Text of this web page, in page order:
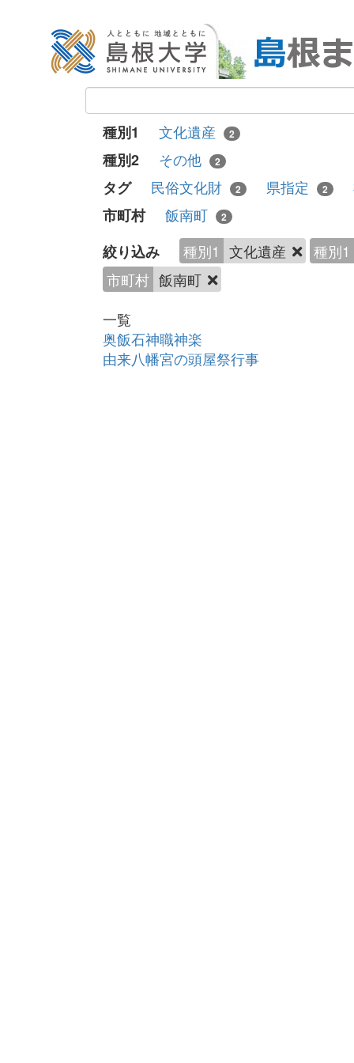
種別1 文化遺産 2
種別2 その他 2
タグ 民俗文化財 2 県指定 2
市町村
飯南町 2
絞り込み 種別1 文化遺産
種別1
市町村 飯南町
一覧
奥飯石神職神楽
由来八幡宮の頭屋祭行事